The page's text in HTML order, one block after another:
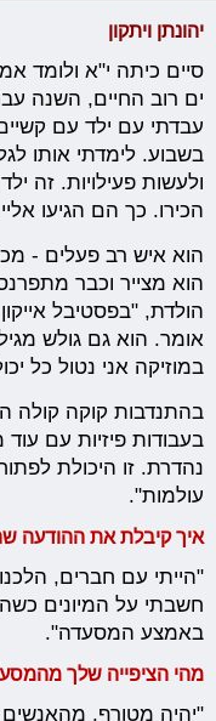
יהונתן ויתקון
סיים כיתה י"א ולומד
ים רוב החיים, השנה
עבדתי עם ילד עם קשיים
בשבוע. לימדתי אותו
ולעשות פעילויות. זה
הכירו. כך הם הגיעו
הוא איש רב פעלים -
הוא מצייר וכבר
הולדת, "בפסטיבל
במוזיקה אני נטול כל
בהתנדבות קוקה קולה
בעבודות פיזיות עם
נהדרת. זו היכולת
עולמות".
איך קיבלת את ההודעה
"הייתי עם חברים,
חשבתי על המיונים
באמצע המסעדה".
מהי הציפייה שלך
"יהיה מטורף.